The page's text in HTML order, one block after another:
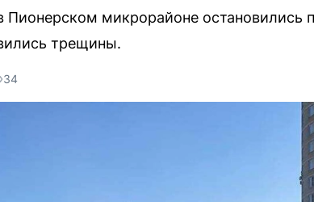
Пионерском микрорайоне остановились
трещины.
34